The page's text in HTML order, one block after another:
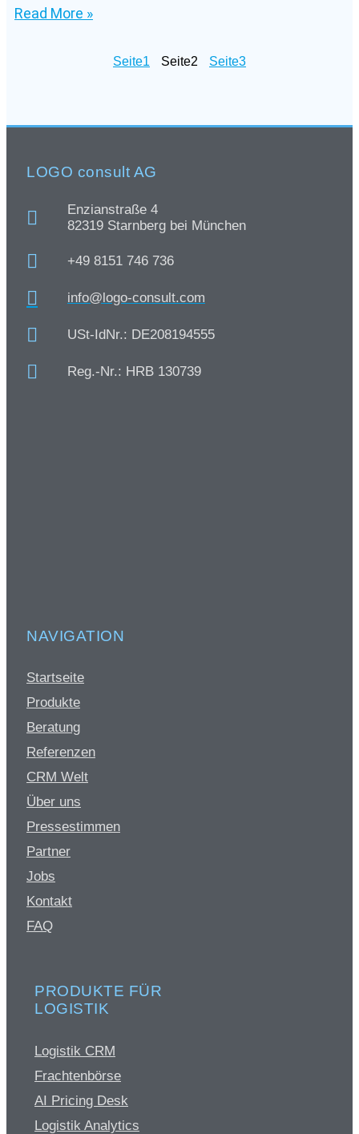
Read More »
Seite1 Seite2 Seite3
LOGO consult AG
Enzianstraße 4
82319 Starnberg bei München
+49 8151 746 736
info@logo-consult.com
USt-IdNr.: DE208194555
Reg.-Nr.: HRB 130739
NAVIGATION
Startseite
Produkte
Beratung
Referenzen
CRM Welt
Über uns
Pressestimmen
Partner
Jobs
Kontakt
FAQ
PRODUKTE FÜR
LOGISTIK
Logistik CRM
Frachtenbörse
AI Pricing Desk
Logistik Analytics